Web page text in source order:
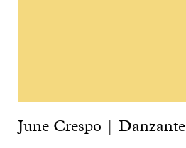
June Crespo | Danzante